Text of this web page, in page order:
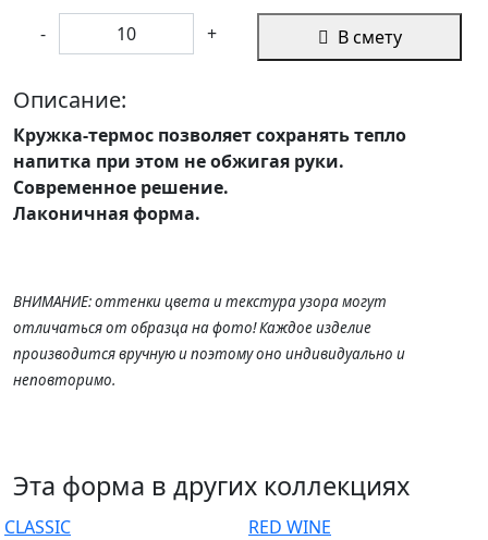
- + В смету
Описание:
Кружка-термос позволяет сохранять тепло
напитка при этом не обжигая руки.
Современное решение.
Лаконичная форма.
ВНИМАНИЕ: оттенки цвета и текстура узора могут
отличаться от образца на фото! Каждое изделие
производится вручную и поэтому оно индивидуально и
неповторимо.
Эта форма в других коллекциях
CLASSIC RED WINE